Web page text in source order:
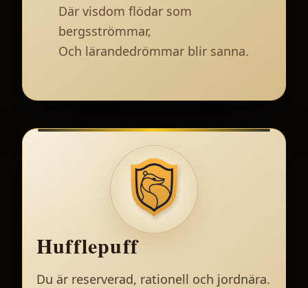
Där visdom flödar som
bergsströmmar,
Och lärandedrömmar blir sanna.
Hufflepuff
Du är reserverad, rationell och jordnära.